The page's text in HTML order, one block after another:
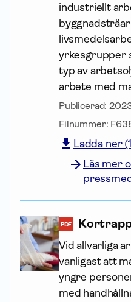
industriellt
yrkesgrupper
typ av
arbete med
Publicerad:
Filnummer:
Ladda ner
Läs mer
PDF
Vid allvarliga
vanligast att
yngre
med